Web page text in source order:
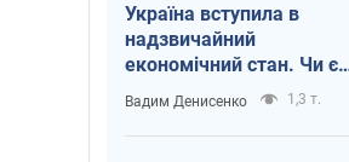
Україна вступила в
надзвичайний
економічний стан. Чи є
світло вкінці тунелю?
Вадим Денисенко 1,3 т.